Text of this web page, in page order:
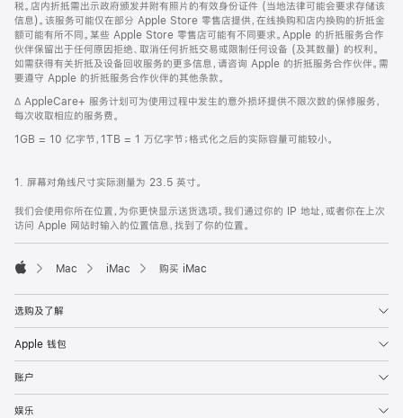
税。店内折抵需出示政府颁发并附有照片的有效身份证件 (当地法律可能会要求存储该
信息)。该服务可能仅在部分 Apple Store 零售店提供，在线换购和店内换购的折抵金
额可能有所不同。某些 Apple Store 零售店可能有不同要求。Apple 的折抵服务合作
伙伴保留出于任何原因拒绝、取消任何折抵交易或限制任何设备 (及其数量) 的权利。
如需获得有关折抵及设备回收服务的更多信息，请咨询 Apple 的折抵服务合作伙伴。需
要遵守 Apple 的折抵服务合作伙伴的其他条款。
脚
注
∆ AppleCare+ 服务计划可为使用过程中发生的意外损坏提供不限次数的保修服务，
每次收取相应的服务费。
1GB = 10 亿字节，1TB = 1 万亿字节；格式化之后的实际容量可能较小。
1. 屏幕对角线尺寸实际测量为 23.5 英寸。
我们会使用你所在位置，为你更快显示送货选项。我们通过你的 IP 地址，或者你在上次
访问 Apple 网站时输入的位置信息，找到了你的位置。
Mac iMac 购买 iMac
选购及了解
Apple 钱包
账户
娱乐